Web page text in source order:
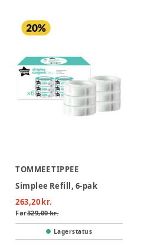
TOMMEE TIPPEE
Simplee Refill, 6-pak
263,20 kr.
Før329,00 kr.
Lagerstatus